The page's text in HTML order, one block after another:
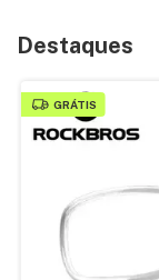
Destaques
GRÁTIS